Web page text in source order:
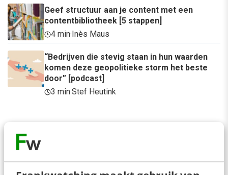
Geef structuur aan je content met een
contentbibliotheek [5 stappen]
4 min·Inès Maus
“Bedrijven die stevig staan in hun waarden
komen deze geopolitieke storm het beste
door” [podcast]
3 min·Stef Heutink